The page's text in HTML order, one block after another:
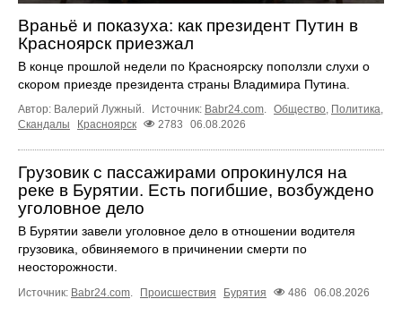
Враньё и показуха: как президент Путин в
Красноярск приезжал
В конце прошлой недели по Красноярску поползли слухи о
скором приезде президента страны Владимира Путина.
Автор: Валерий Лужный. Источник: Babr24.com. Общество, Политика,
Скандалы
Красноярск 2783 06.08.2026
Грузовик с пассажирами опрокинулся на
реке в Бурятии. Есть погибшие, возбуждено
уголовное дело
В Бурятии завели уголовное дело в отношении водителя
грузовика, обвиняемого в причинении смерти по
неосторожности.
Источник: Babr24.com. Происшествия Бурятия 486 06.08.2026